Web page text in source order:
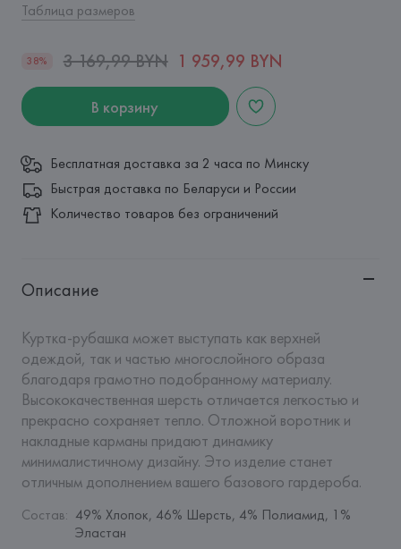
Таблица размеров
38% 3 169,99 BYN 1 959,99 BYN
В корзину
Бесплатная доставка за 2 часа по Минску
Быстрая доставка по Беларуси и России
Количество товаров без ограничений
Описание
Куртка-рубашка может выступать как верхней
одеждой, так и частью многослойного образа
благодаря грамотно подобранному материалу.
Высококачественная шерсть отличается легкостью и
прекрасно сохраняет тепло. Отложной воротник и
накладные карманы придают динамику
минималистичному дизайну. Это изделие станет
отличным дополнением вашего базового гардероба.
Состав: 49% Хлопок, 46% Шерсть, 4% Полиамид, 1%
Эластан